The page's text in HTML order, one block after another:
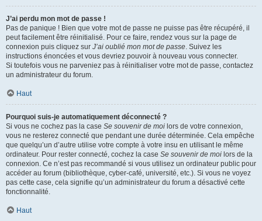
J’ai perdu mon mot de passe !
Pas de panique ! Bien que votre mot de passe ne puisse pas être récupéré, il
peut facilement être réinitialisé. Pour ce faire, rendez vous sur la page de
connexion puis cliquez sur J’ai oublié mon mot de passe. Suivez les
instructions énoncées et vous devriez pouvoir à nouveau vous connecter.
Si toutefois vous ne parveniez pas à réinitialiser votre mot de passe, contactez
un administrateur du forum.
Haut
Pourquoi suis-je automatiquement déconnecté ?
Si vous ne cochez pas la case Se souvenir de moi lors de votre connexion,
vous ne resterez connecté que pendant une durée déterminée. Cela empêche
que quelqu’un d’autre utilise votre compte à votre insu en utilisant le même
ordinateur. Pour rester connecté, cochez la case Se souvenir de moi lors de la
connexion. Ce n’est pas recommandé si vous utilisez un ordinateur public pour
accéder au forum (bibliothèque, cyber-café, université, etc.). Si vous ne voyez
pas cette case, cela signifie qu’un administrateur du forum a désactivé cette
fonctionnalité.
Haut